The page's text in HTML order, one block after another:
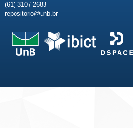
(61) 3107-2683
repositorio@unb.br